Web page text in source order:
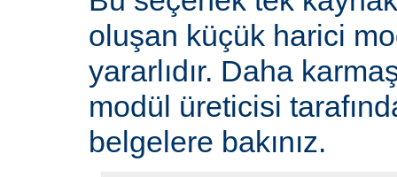
oluşan küçük harici
yararlıdır. Daha
modül üreticisi
belgelere bakınız.